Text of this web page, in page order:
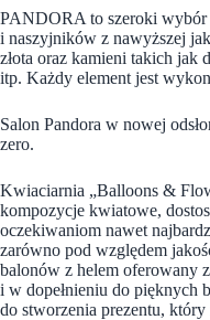
PANDORA to szeroki
i naszyjników z nawyższej
złota oraz kamieni takich jak
itp. Każdy element jest
Salon Pandora w nowej
zero.
Kwiaciarnia „Balloons &
kompozycje kwiatowe,
oczekiwaniom nawet
zarówno pod względem
balonów z helem oferowany
i w dopełnieniu do pięknych
do stworzenia prezentu,